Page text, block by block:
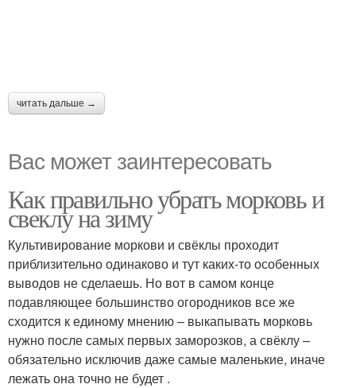
читать дальше →
Вас может заинтересовать
Как правильно убрать морковь и
свеклу на зиму
Культивирование моркови и свёклы проходит
приблизительно одинаково и тут каких-то особенных
выводов не сделаешь. Но вот в самом конце
подавляющее большинство огородников все же
сходится к единому мнению – выкапывать морковь
нужно после самых первых заморозков, а свёклу –
обязательно исключив даже самые маленькие, иначе
лежать она точно не будет .